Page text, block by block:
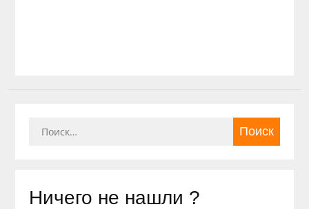
Ничего не нашли ?